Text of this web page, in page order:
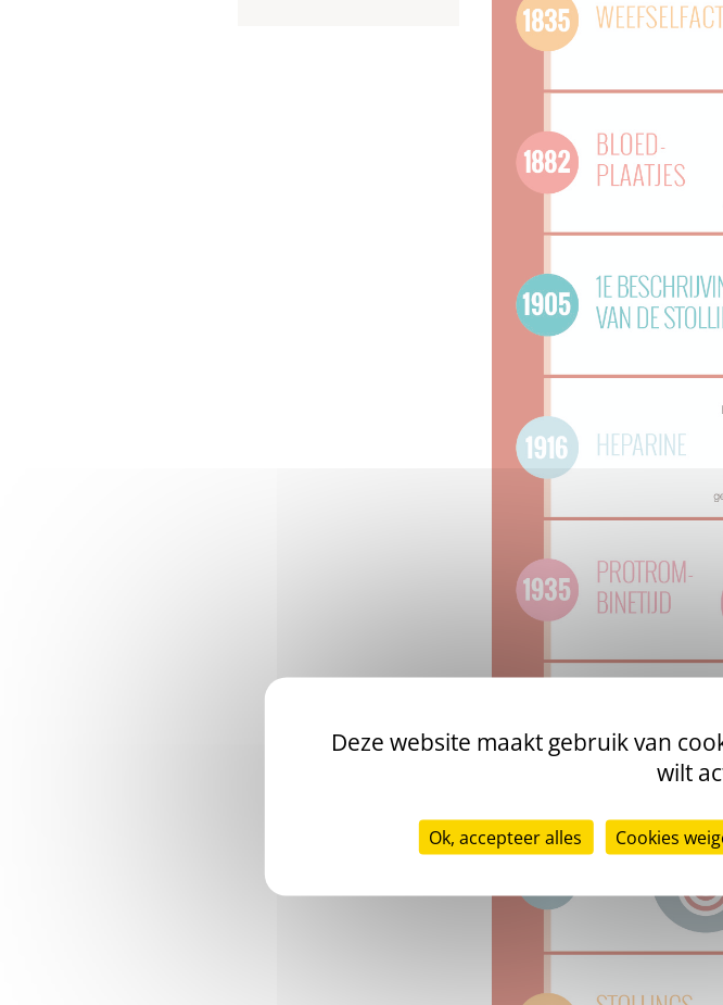
Deze website maakt gebruik van
wilt
Ok, accepteer alles Cookies